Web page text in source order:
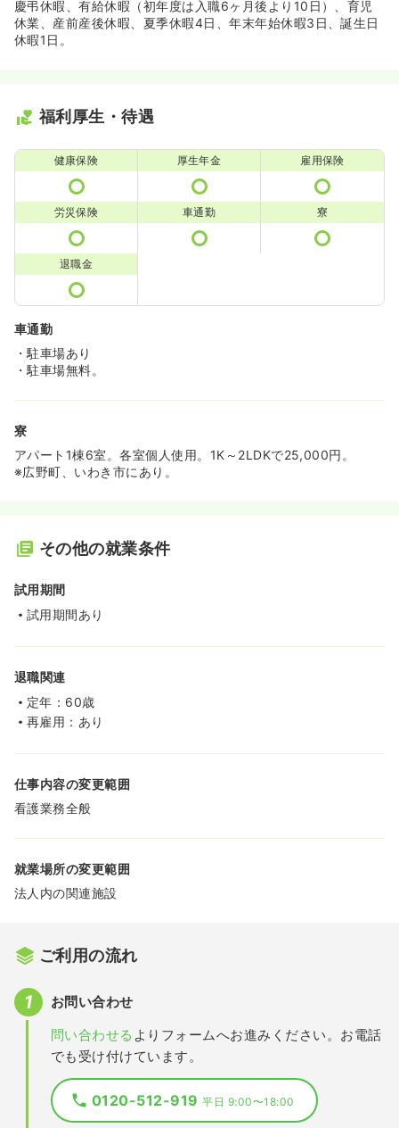
慶弔休暇、有給休暇（初年度は入職6ヶ月後より10日）、育児
休業、産前産後休暇、夏季休暇4日、年末年始休暇3日、誕生日
休暇1日。
福利厚生・待遇
健康保険 厚生年金 雇用保険
労災保険 車通勤 寮
退職金
車通勤
・駐車場あり
・駐車場無料。
寮
アパート1棟6室。各室個人使用。1K～2LDKで25,000円。
※広野町、いわき市にあり。
その他の就業条件
試用期間
試用期間あり
退職関連
定年：60歳
再雇用：あり
仕事内容の変更範囲
看護業務全般
就業場所の変更範囲
法人内の関連施設
ご利用の流れ
お問い合わせ
問い合わせる よりフォームへお進みください。お電話
でも受け付けています。
0120-512-919平日 9:00〜18:00